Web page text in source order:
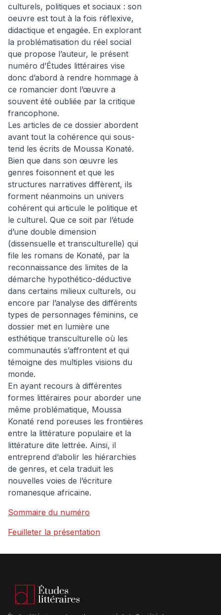
culturels, politiques et sociaux : son
oeuvre est tout à la fois réflexive,
didactique et engagée. En explorant
la problématisation du réel social
que propose l’auteur, le présent
numéro d’Études littéraires vise
donc d’abord à rendre hommage à
ce romancier dont l’œuvre a
souvent été oubliée par la critique
francophone.
Les articles de ce dossier abordent
avant tout la cohérence qui sous-
tend les écrits de Moussa Konaté.
Bien que dans son œuvre les
genres foisonnent et que les
structures narratives diffèrent, ils
forment néanmoins un univers
cohérent qui articule le politique et
le culturel. Que ce soit par l’étude
d’une double dimension
(dissensuelle et transculturelle) qui
file les romans de Konaté, par la
reconnaissance des limites de la
démarche hypothético-déductive
dans certains milieux culturels, ou
encore par l’analyse des différents
types de personnages féminins, ce
dossier met en lumière une
esthétique transculturelle où les
communautés s’affrontent et qui
témoigne des multiples visions du
monde.
En ayant recours à différentes
formes littéraires pour aborder une
même problématique, Moussa
Konaté rend poreuses les frontières
entre la littérature populaire et la
littérature dite lettrée. Ainsi, il
entreprend d’abolir les hiérarchies
de genres, et cela traduit les
nouvelles voies de l’écriture
romanesque africaine.
Sommaire du numéro
Feuilleter la présentation